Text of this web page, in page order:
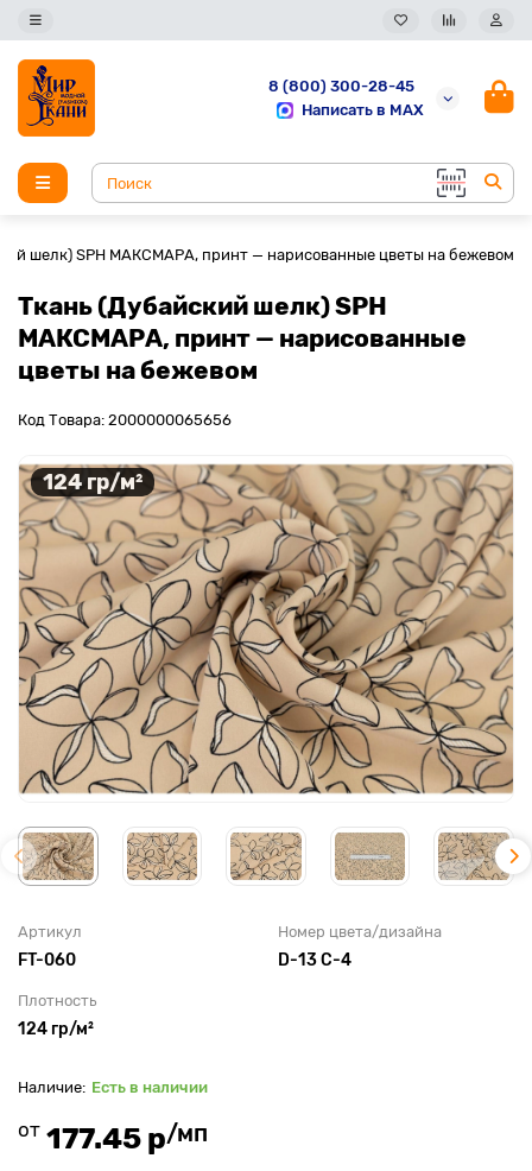
8 (800) 300-28-45
Написать в MAX
шелк) SPH МАКСМАРА, принт — нарисованные цветы на бежевом
Ткань (Дубайский шелк) SPH
МАКСМАРА, принт — нарисованные
цветы на бежевом
Код Товара: 2000000065656
124 гр/м²
Артикул
FT-060
Номер цвета/дизайна
D-13 C-4
Плотность
124 гр/м²
Есть в наличии
от 177.45 р/мп